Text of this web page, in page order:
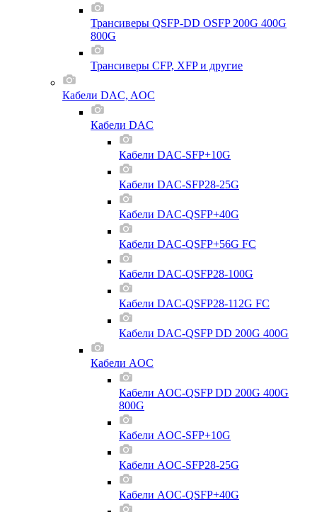
Трансиверы QSFP-DD OSFP 200G 400G
800G
Трансиверы CFP, XFP и другие
Кабели DAC, AOC
Кабели DAC
Кабели DAC-SFP+10G
Кабели DAC-SFP28-25G
Кабели DAC-QSFP+40G
Кабели DAC-QSFP+56G FC
Кабели DAC-QSFP28-100G
Кабели DAC-QSFP28-112G FC
Кабели DAC-QSFP DD 200G 400G
Кабели AOC
Кабели AOC-QSFP DD 200G 400G
800G
Кабели AOC-SFP+10G
Кабели AOC-SFP28-25G
Кабели AOC-QSFP+40G